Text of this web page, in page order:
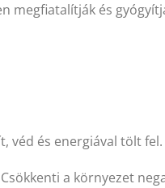
megfiatalítják és
véd és energiával tölt fel.
a környezet